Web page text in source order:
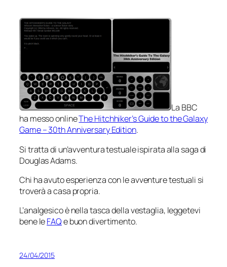
La BBC
ha messo onlineThe Hitchhiker’s Guide to the Galaxy
Game – 30th Anniversary Edition.
Si tratta di un’avventura testuale ispirata alla saga di
Douglas Adams.
Chi ha avuto esperienza con le avventure testuali si
troverà a casa propria.
L’analgesico è nella tasca della vestaglia, leggetevi
bene leFAQe buon divertimento.
24/04/2015